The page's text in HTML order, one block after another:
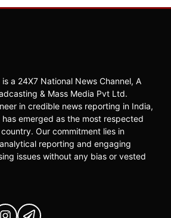
a 24X7 National News Channel, A
& Mass Media Pvt Ltd.
in credible news reporting in India,
emerged as the most respected
Our commitment lies in
reporting and engaging
issues without any bias or vested